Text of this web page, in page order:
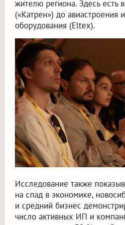
жителю региона. Здесь есть
(«Катрен») до авиастроения
оборудования (Eltex).
Исследование также
на спад в экономике,
и средний бизнес
число активных ИП и